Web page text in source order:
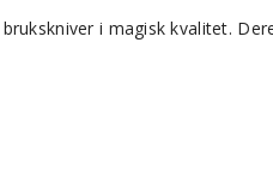
i magisk kvalitet.
absolutt beste stål kvalitet som